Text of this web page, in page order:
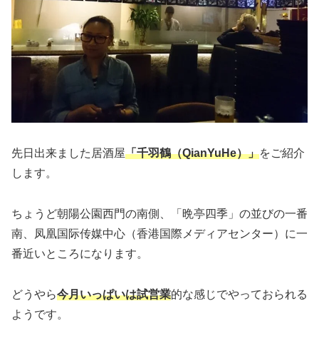
先日出来ました居酒屋「千羽鶴（QianYuHe）」をご紹介
します。
ちょうど朝陽公園西門の南側、「晩亭四季」の並びの一番
南、凤凰国际传媒中心（香港国際メディアセンター）に一
番近いところになります。
どうやら今月いっぱいは試営業的な感じでやっておられる
ようです。